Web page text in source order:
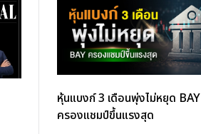
หุ้นแบงก์ 3 เดือนพุ่งไม่หยุด BAY
ครองแชมป์ขึ้นแรงสุด